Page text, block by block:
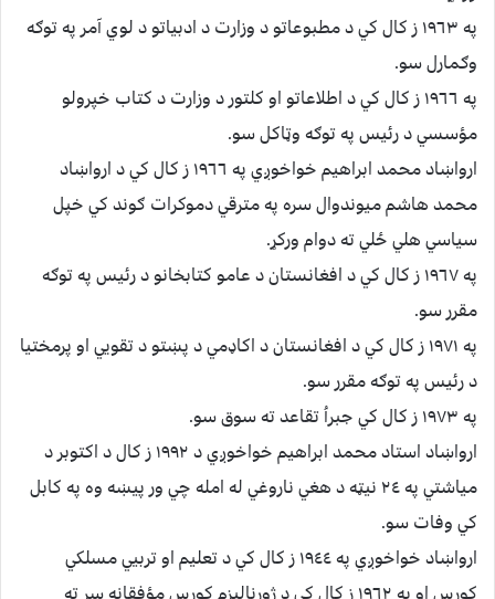
په ١٩٦٣ ز کال کي د مطبوعاتو د وزارت د ادبياتو د لوي آمر په توګه
وګمارل سو.
په ١٩٦٦ ز کال کي د اطلاعاتو او کلتور د وزارت د کتاب خپرولو
مؤسسي د رئيس په توګه وټاکل سو.
ارواښاد محمد ابراهيم خواخوږي په ١٩٦٦ ز کال کي د ارواښاد
محمد هاشم ميوندوال سره په مترقي دموکرات ګوند کي خپل
سياسي هلي ځلي ته دوام ورکړ.
په ١٩٦٧ ز کال کي د افغانستان د عامو کتابخانو د رئيس په توګه
مقرر سو.
په ١٩٧١ ز کال کي د افغانستان د اکاډمي د پښتو د تقويي او پرمختيا
د رئيس په توګه مقرر سو.
په ١٩٧٣ ز کال کي جبراُ تقاعد ته سوق سو.
ارواښاد استاد محمد ابراهيم خواخوږي د ١٩٩٢ ز کال د اکتوبر د
مياشتي په ٢٤ نيټه د هغي ناروغي له امله چي ور پيښه وه په کابل
کي وفات سو.
ارواښاد خواخوږي په ١٩٤٤ ز کال کي د تعليم او تربيي مسلکي
کورس او په ١٩٦٢ ز کال کي د ژورناليزم کورس مؤفقانه سر ته